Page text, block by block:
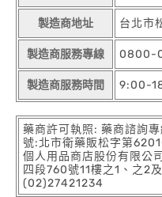
製造商地址 台北市
製造商服務專線 0800-
製造商服務時間 9:00-
藥商許可執照: 藥商諮詢
號:北市衛藥販松字第
個人用品商店股份有限公
四段760號11樓之1、之2
(02)27421234